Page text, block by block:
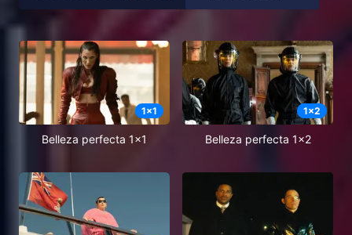
1x1
Belleza perfecta 1x1
1x2
Belleza perfecta 1x2